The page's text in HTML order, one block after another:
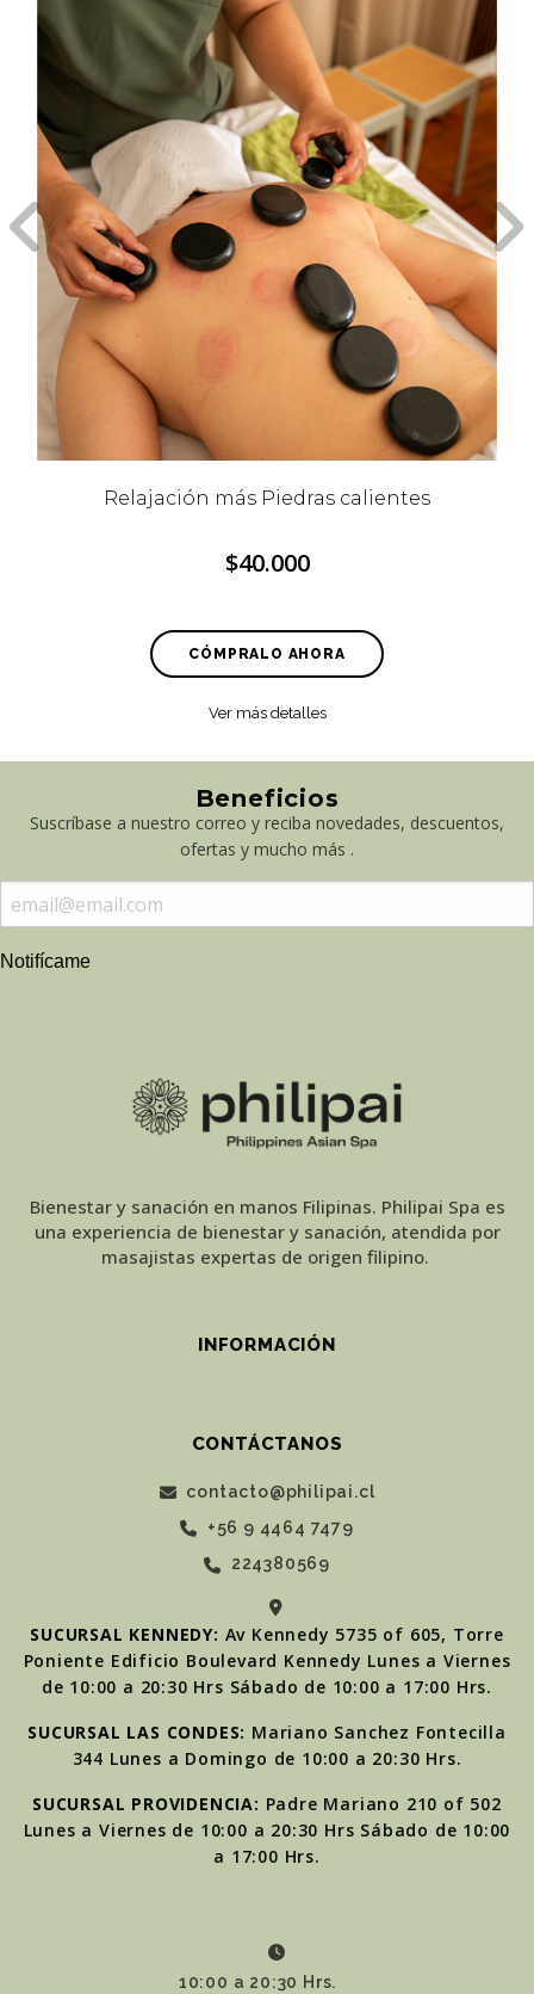
Relajación más Piedras calientes
$40.000
CÓMPRALO AHORA
Ver más detalles
Beneficios
Suscríbase a nuestro correo y reciba novedades, descuentos,
ofertas y mucho más .
Notifícame
Bienestar y sanación en manos Filipinas. Philipai Spa es
una experiencia de bienestar y sanación, atendida por
masajistas expertas de origen filipino.
INFORMACIÓN
CONTÁCTANOS
contacto@philipai.cl
+56 9 4464 7479
224380569
SUCURSAL KENNEDY: Av Kennedy 5735 of 605, Torre
Poniente Edificio Boulevard Kennedy Lunes a Viernes
de 10:00 a 20:30 Hrs Sábado de 10:00 a 17:00 Hrs.
SUCURSAL LAS CONDES: Mariano Sanchez Fontecilla
344 Lunes a Domingo de 10:00 a 20:30 Hrs.
SUCURSAL PROVIDENCIA: Padre Mariano 210 of 502
Lunes a Viernes de 10:00 a 20:30 Hrs Sábado de 10:00
a 17:00 Hrs.
10:00 a 20:30 Hrs.